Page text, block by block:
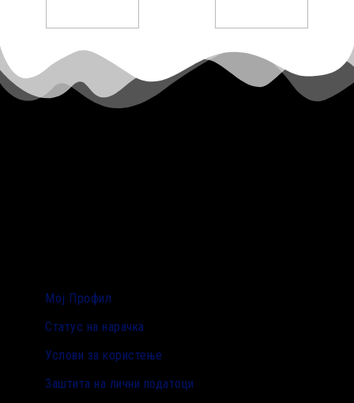
Мој Профил
Статус на нарачка
Услови за користење
Заштита на лични податоци